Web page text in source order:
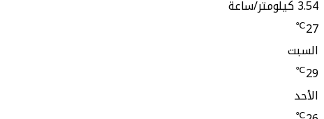
3.54 كيلومتر/ساعة
27
℃
السبت
29
℃
الأحد
℃